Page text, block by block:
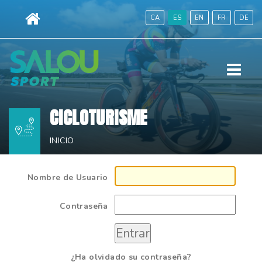
CA ES EN FR DE
CICLOTURISME
INICIO
Nombre de Usuario
Contraseña
¿Ha olvidado su contraseña?